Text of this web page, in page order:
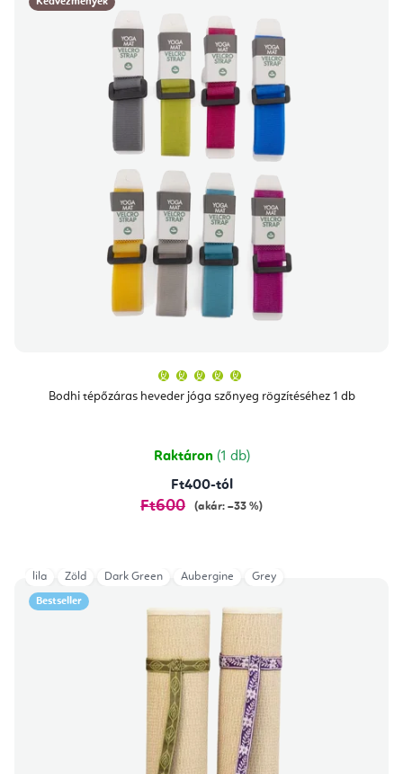
Bodhi tépőzáras heveder jóga szőnyeg rögzítéséhez 1 db
átlagos
értékelése
csillag.
Raktáron (1 db)
Ft400-tól
Ft600 (akár: –33 %)
Bestseller
lila Zöld Dark Green Aubergine Grey